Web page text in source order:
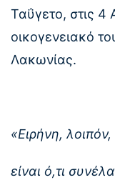
Ταΰγετο, στις 4
οικογενειακό
Λακωνίας.
«Ειρήνη, λοιπόν,
είναι ό,τι